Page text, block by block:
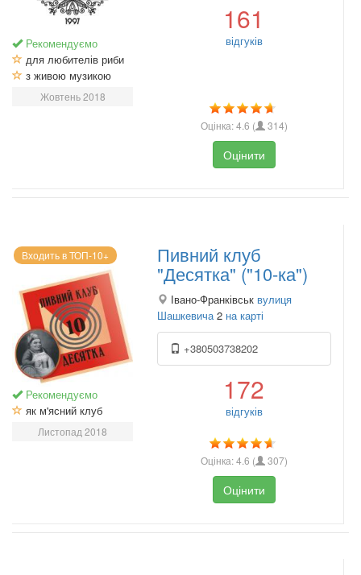
Рекомендуємо
для любителів риби
з живою музикою
Жовтень 2018
161
відгуків
Оцінка:4.6 ( 314)
Оцінити
Входить в ТОП-10+
Рекомендуємо
як м'ясний клуб
Листопад 2018
Пивний клуб
"Десятка" ("10-ка")
Івано-Франківськ вулиця
Шашкевича 2 на карті
+380503738202
172
відгуків
Оцінка:4.6 ( 307)
Оцінити